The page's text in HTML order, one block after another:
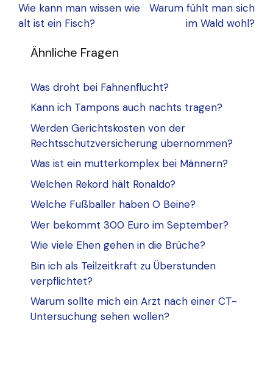
Wie kann man wissen wie
alt ist ein Fisch?
Warum fühlt man sich
im Wald wohl?
Ähnliche Fragen
Was droht bei Fahnenflucht?
Kann ich Tampons auch nachts tragen?
Werden Gerichtskosten von der
Rechtsschutzversicherung übernommen?
Was ist ein mutterkomplex bei Männern?
Welchen Rekord hält Ronaldo?
Welche Fußballer haben O Beine?
Wer bekommt 300 Euro im September?
Wie viele Ehen gehen in die Brüche?
Bin ich als Teilzeitkraft zu Überstunden
verpflichtet?
Warum sollte mich ein Arzt nach einer CT-
Untersuchung sehen wollen?